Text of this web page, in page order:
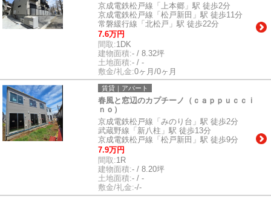
京成電鉄松戸線「上本郷」駅 徒歩2分
京成電鉄松戸線「松戸新田」駅 徒歩11分
常磐緩行線「北松戸」駅 徒歩22分
7.6万円
間取:1DK
建物面積:- / 8.32坪
土地面積:- / -
敷金/礼金:0ヶ月/0ヶ月
賃貸｜アパート
春風と窓辺のカプチーノ（ｃａｐｐｕｃｃｉ
ｎｏ）
京成電鉄松戸線「みのり台」駅 徒歩2分
武蔵野線「新八柱」駅 徒歩13分
京成電鉄松戸線「松戸新田」駅 徒歩9分
7.9万円
間取:1R
建物面積:- / 8.20坪
土地面積:- / -
敷金/礼金:-/-